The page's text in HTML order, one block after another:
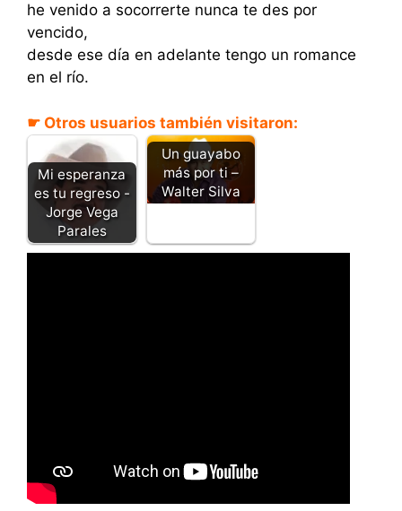
he venido a socorrerte nunca te des por
vencido,
desde ese día en adelante tengo un romance
en el río.
☛ Otros usuarios también visitaron:
Mi esperanza
es tu regreso -
Jorge Vega
Parales
Un guayabo
más por ti –
Walter Silva